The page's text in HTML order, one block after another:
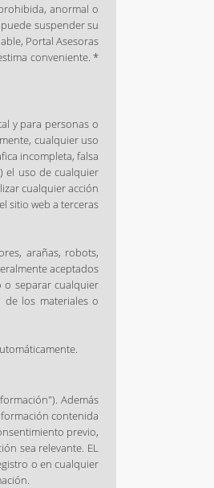
anormal o
suspender su
Portal Asesoras
conveniente. *
y para personas o
cualquier uso
incompleta, falsa
el uso de cualquier
cualquier acción
sitio web a terceras
arañas, robots,
aceptados
o separar cualquier
los materiales o
Además
contenida
previo,
sea relevante. EL
o en cualquier